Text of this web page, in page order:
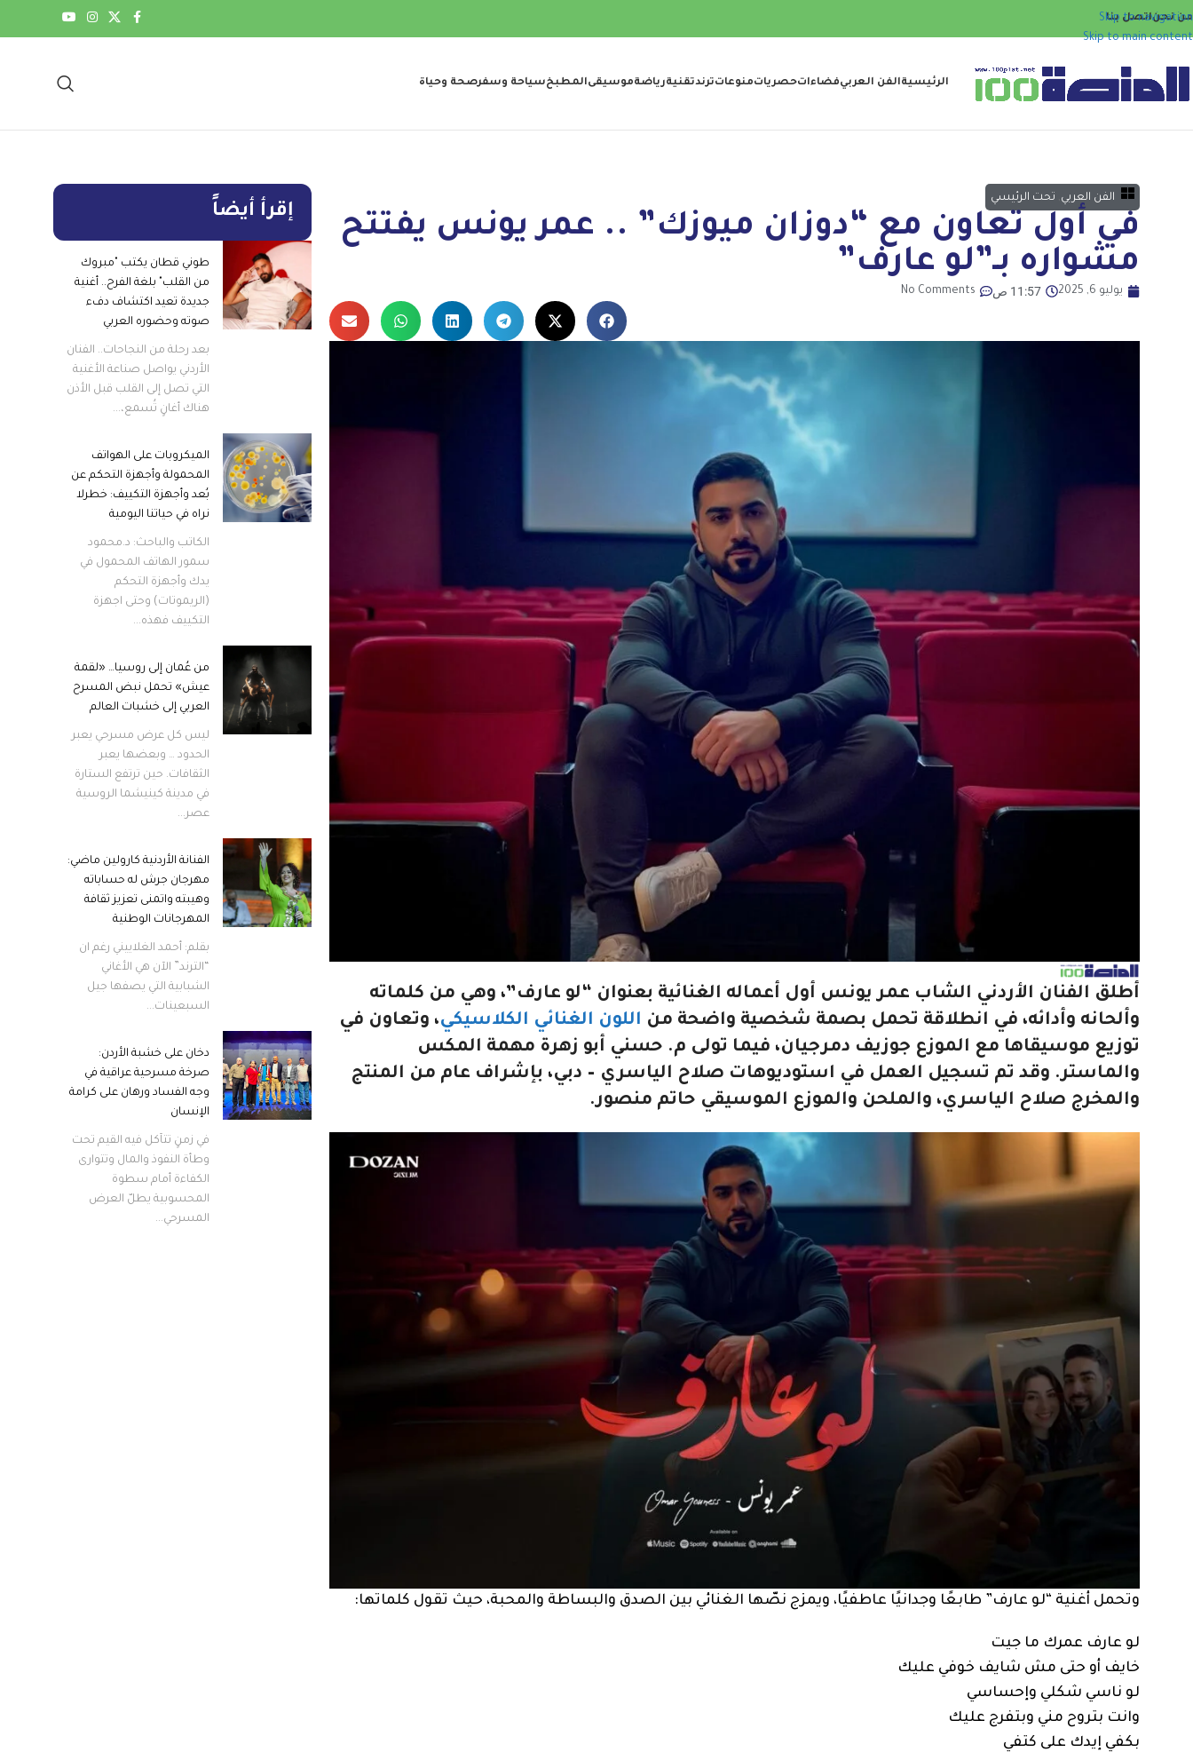
Skip to navigation
Skip to main content
من نحناتصل بنا
الرئيسيةالفن العربيفضاءاتحصرياتمنوعاتترندتقنيةرياضةموسيقىالمطبخسياحة وسفرصحة وحياة
الفن العربي تحت الرئيسي
في أول تعاون مع “دوزان ميوزك” .. عمر يونس يفتتح
مشواره بـ”لو عارف”
يوليو 6, 2025 11:57 ص No Comments
أطلق الفنان الأردني الشاب عمر يونس أول أعماله الغنائية بعنوان “لو عارف”، وهي من كلماته
وألحانه وأدائه، في انطلاقة تحمل بصمة شخصية واضحة من اللون الغنائي الكلاسيكي، وتعاون في
توزيع موسيقاها مع الموزع جوزيف دمرجيان، فيما تولى م. حسني أبو زهرة مهمة المكس
والماستر. وقد تم تسجيل العمل في استوديوهات صلاح الياسري – دبي، بإشراف عام من المنتج
والمخرج صلاح الياسري، والملحن والموزع الموسيقي حاتم منصور.
وتحمل أغنية “لو عارف” طابعًا وجدانيًا عاطفيًا، ويمزج نصّها الغنائي بين الصدق والبساطة والمحبة، حيث تقول كلماتها:
لو عارف عمرك ما جيت
خايف أو حتى مش شايف خوفي عليك
لو ناسي شكلي وإحساسي
وانت بتروح مني وبتفرج عليك
بكفي إيدك على كتفي
إقرأ أيضاً
طوني قطان يكتب "مبروك
من القلب" بلغة الفرح.. أغنية
جديدة تعيد اكتشاف دفء
صوته وحضوره العربي
بعد رحلة من النجاحات.. الفنان
الأردني يواصل صناعة الأغنية
التي تصل إلى القلب قبل الأذن
هناك أغانٍ تُسمع،...
الميكروبات على الهواتف
المحمولة وأجهزة التحكم عن
بُعد وأجهزة التكييف: خطرلا
نراه في حياتنا اليومية
الكاتب والباحث: د.محمود
سمور الهاتف المحمول في
يدك وأجهزة التحكم
(الريموتات) وحتى اجهزة
التكييف فهذه...
من عُمان إلى روسيا… «لقمة
عيش» تحمل نبض المسرح
العربي إلى خشبات العالم
ليس كل عرض مسرحي يعبر
الحدود … وبعضها يعبر
الثقافات. حين ترتفع الستارة
في مدينة كينيشما الروسية
عصر...
الفنانة الأردنية كارولين ماضي:
مهرجان جرش له حساباته
وهيبته واتمنى تعزيز ثقافة
المهرجانات الوطنية
بقلم: أحمد الغلاييني رغم ان
“الترند” الآن هي الأغاني
الشبابية التي يصفها جيل
السبعينات...
دخان على خشبة الأردن:
صرخة مسرحية عراقية في
وجه الفساد ورهان على كرامة
الإنسان
في زمنٍ تتآكل فيه القيم تحت
وطأة النفوذ والمال وتتوارى
الكفاءة أمام سطوة
المحسوبية يطلّ العرض
المسرحي...